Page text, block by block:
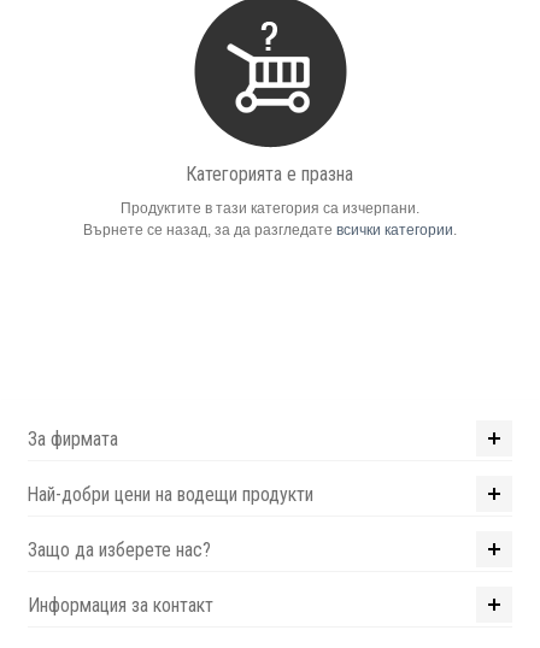
Смартфони
Категорията е празна
Продуктите в тази категория са изчерпани.
Върнете се назад, за да разгледате всички категории.
За фирмата
Най-добри цени на водещи продукти
Защо да изберете нас?
Информация за контакт